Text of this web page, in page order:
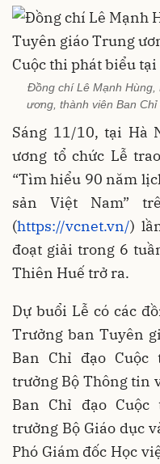
Đồng chí Lê Mạnh Hùng,
ương, thành viên Ban
Sáng 11/10, tại Hà
ương tổ chức Lễ
“Tìm hiểu 90 năm
sản Việt Nam”
(https://vcnet.vn/)
đoạt giải trong 6
Thiên Huế trở ra.
Dự buổi Lễ có các
Trưởng ban Tuyên
Ban Chỉ đạo Cuộc
trưởng Bộ Thông tin
Ban Chỉ đạo
trưởng Bộ Giáo dục
Phó Giám đốc Học